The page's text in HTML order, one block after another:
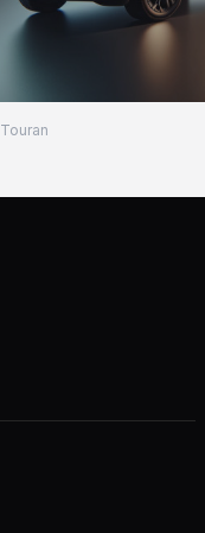
Touran